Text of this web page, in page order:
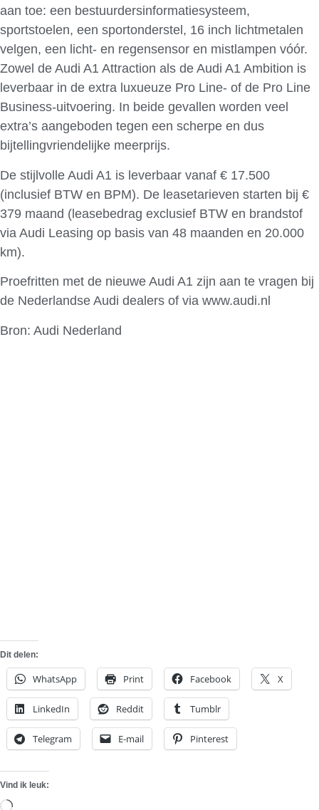
aan toe: een bestuurdersinformatiesysteem,
sportstoelen, een sportonderstel, 16 inch lichtmetalen
velgen, een licht- en regensensor en mistlampen vóór.
Zowel de Audi A1 Attraction als de Audi A1 Ambition is
leverbaar in de extra luxueuze Pro Line- of de Pro Line
Business-uitvoering. In beide gevallen worden veel
extra’s aangeboden tegen een scherpe en dus
bijtellingvriendelijke meerprijs.
De stijlvolle Audi A1 is leverbaar vanaf € 17.500
(inclusief BTW en BPM). De leasetarieven starten bij €
379 maand (leasebedrag exclusief BTW en brandstof
via Audi Leasing op basis van 48 maanden en 20.000
km).
Proefritten met de nieuwe Audi A1 zijn aan te vragen bij
de Nederlandse Audi dealers of via www.audi.nl
Bron: Audi Nederland
Dit delen:
WhatsApp Print Facebook X
LinkedIn Reddit Tumblr
Telegram E-mail Pinterest
Vind ik leuk: